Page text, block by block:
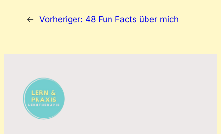
← Vorheriger: 48 Fun Facts über mich